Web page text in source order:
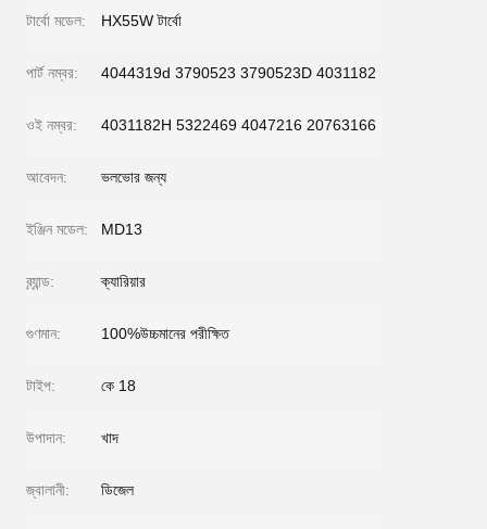
টার্বো মডেল: HX55W টার্বো
পার্ট নম্বর: 4044319d 3790523 3790523D 4031182
ওই নম্বর: 4031182H 5322469 4047216 20763166
আবেদন: ভলভোর জন্য
ইঞ্জিন মডেল: MD13
ব্র্যান্ড: ক্যারিয়ার
গুণমান: 100%উচ্চমানের পরীক্ষিত
টাইপ: কে 18
উপাদান: খাদ
জ্বালানী: ডিজেল